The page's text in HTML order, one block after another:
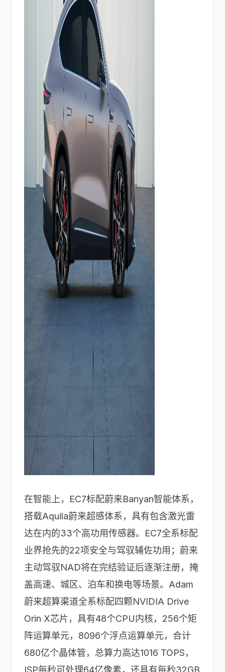
在智能上，EC7标配蔚来Banyan智能体系，
搭载Aquila蔚来超感体系，具有包含激光雷
达在内的33个高功用传感器。EC7全系标配
业界抢先的22项安全与驾驭辅佐功用；蔚来
主动驾驭NAD将在完结验证后逐渐注册，掩
盖高速、城区、泊车和换电等场景。Adam
蔚来超算渠道全系标配四颗NVIDIA Drive
Orin X芯片，具有48个CPU内核，256个矩
阵运算单元，8096个浮点运算单元，合计
680亿个晶体管，总算力高达1016 TOPS，
ISP每秒可处理64亿像素，还具有每秒32GB